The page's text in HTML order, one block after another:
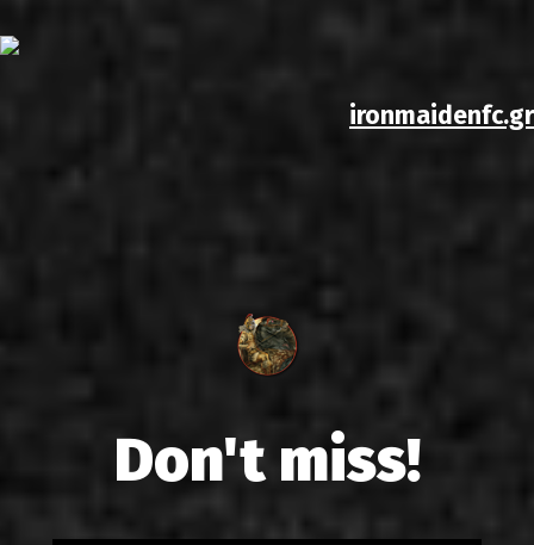
ironmaidenfc.gr
Don't miss!